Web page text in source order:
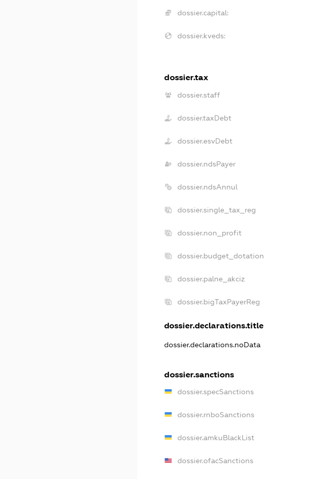
dossier.capital:
dossier.kveds:
dossier.tax
dossier.staff
dossier.taxDebt
dossier.esvDebt
dossier.ndsPayer
dossier.ndsAnnul
dossier.single_tax_reg
dossier.non_profit
dossier.budget_dotation
dossier.palne_akciz
dossier.bigTaxPayerReg
dossier.declarations.title
dossier.declarations.noData
dossier.sanctions
dossier.specSanctions
dossier.rnboSanctions
dossier.amkuBlackList
dossier.ofacSanctions